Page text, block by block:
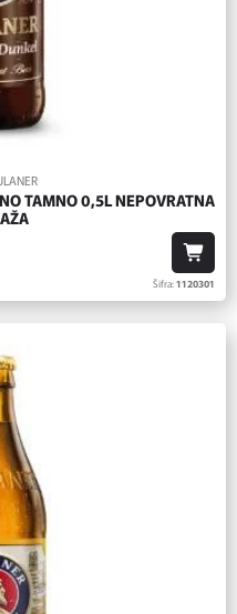
TAMNO 0,5L NEPOVRATNA
Šifra:1120301